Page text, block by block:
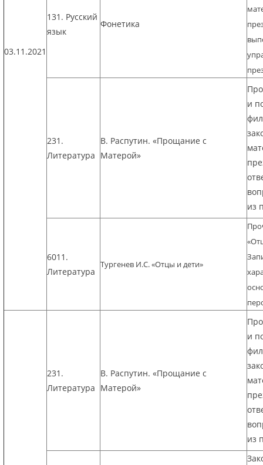
03.11.2021
131. Русский
язык
Фонетика
231.
Литература
В. Распутин. «Прощание с
Матерой»
и
из
6011.
Литература
Тургенев И.С. «Отцы и дети»
231.
Литература
В. Распутин. «Прощание с
Матерой»
и
из